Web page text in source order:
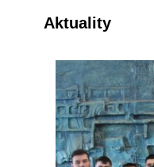
Aktuality